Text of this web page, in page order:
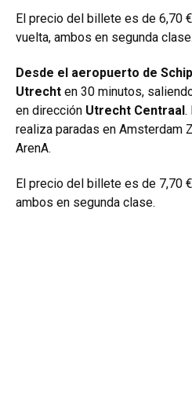
El precio del billete es de 6,70
vuelta, ambos en segunda clase.
Desde el aeropuerto de
Utrecht en 30 minutos,
en dirección Utrecht Centraal.
realiza paradas en Amsterdam
ArenA.
El precio del billete es de 7,70
ambos en segunda clase.